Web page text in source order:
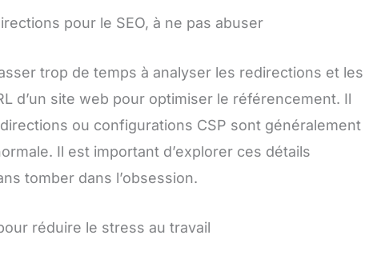
pour le SEO, à ne pas abuser
trop de temps à analyser les redirections et les
d’un site web pour optimiser le référencement. Il
ou configurations CSP sont généralement
Il est important d’explorer ces détails
tomber dans l’obsession.
réduire le stress au travail